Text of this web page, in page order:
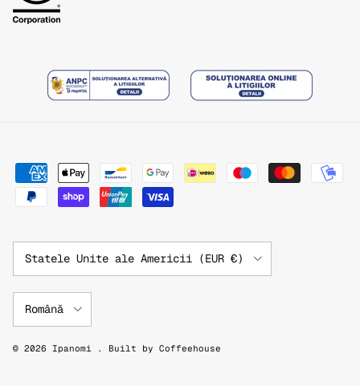
Țară/Regiune
Statele Unite ale Americii (EUR €)
Limbă
Română
© 2026 Ipanomi . Built by Coffeehouse